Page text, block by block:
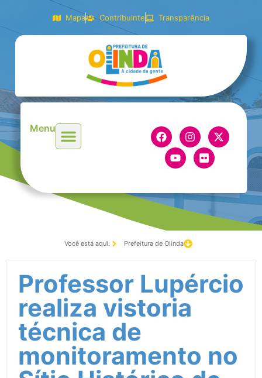
Mapa Contribuinte Transparência
Menu
Você está aqui: Prefeitura de Olinda
Professor Lupércio
realiza vistoria
técnica de
monitoramento no